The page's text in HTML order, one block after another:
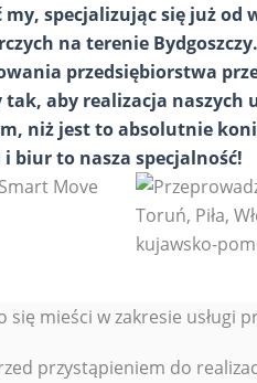
specjalizując się już od
na terenie
przedsiębiorstwa
aby realizacja naszych
niż jest to absolutnie
biur to nasza specjalność!
się mieści w zakresie usługi
przystąpieniem do